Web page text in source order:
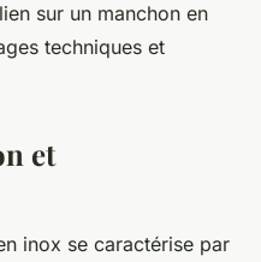
sur un manchon en
techniques et
et
inox se caractérise par